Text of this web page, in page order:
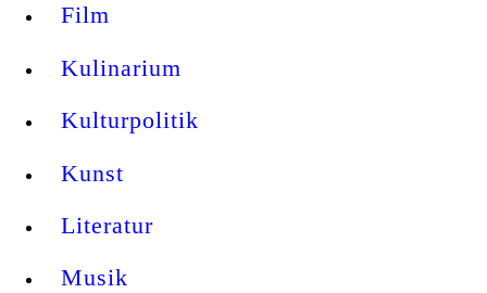
Film
Kulinarium
Kulturpolitik
Kunst
Literatur
Musik